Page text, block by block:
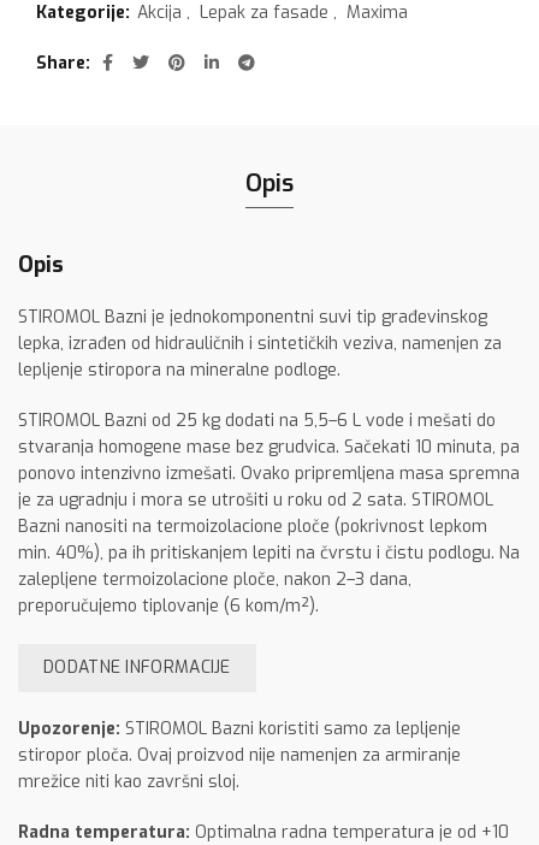
Kategorije: Akcija , Lepak za fasade , Maxima
Share
Opis
Opis
STIROMOL Bazni je jednokomponentni suvi tip građevinskog
lepka, izrađen od hidrauličnih i sintetičkih veziva, namenjen za
lepljenje stiropora na mineralne podloge.
STIROMOL Bazni od 25 kg dodati na 5,5–6 L vode i mešati do
stvaranja homogene mase bez grudvica. Sačekati 10 minuta, pa
ponovo intenzivno izmešati. Ovako pripremljena masa spremna
je za ugradnju i mora se utrošiti u roku od 2 sata. STIROMOL
Bazni nanositi na termoizolacione ploče (pokrivnost lepkom
min. 40%), pa ih pritiskanjem lepiti na čvrstu i čistu podlogu. Na
zalepljene termoizolacione ploče, nakon 2–3 dana,
preporučujemo tiplovanje (6 kom/m²).
DODATNE INFORMACIJE
Upozorenje: STIROMOL Bazni koristiti samo za lepljenje
stiropor ploča. Ovaj proizvod nije namenjen za armiranje
mrežice niti kao završni sloj.
Radna temperatura: Optimalna radna temperatura je od +10